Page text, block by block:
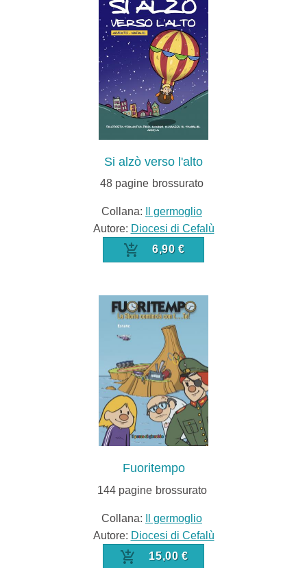
Si alzò verso l'alto
48 pagine brossurato
Collana:
Il germoglio
Autore: Diocesi di Cefalù
6,90 €
Fuoritempo
144pagine brossurato
Collana:
Il germoglio
Autore: Diocesi di Cefalù
15,00 €